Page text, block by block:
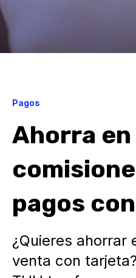
Pagos
Ahorra en
pagos
¿Quieres ahorrar
venta con